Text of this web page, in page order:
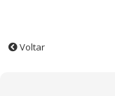
Voltar